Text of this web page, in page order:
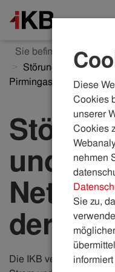
Sie befinden sich hier:
Störungsbehebung
Pirmingasse
und
der
Die IKB versorgt die
Diese
Cookies
unserer
Cookies
nehmen
Sie zu,